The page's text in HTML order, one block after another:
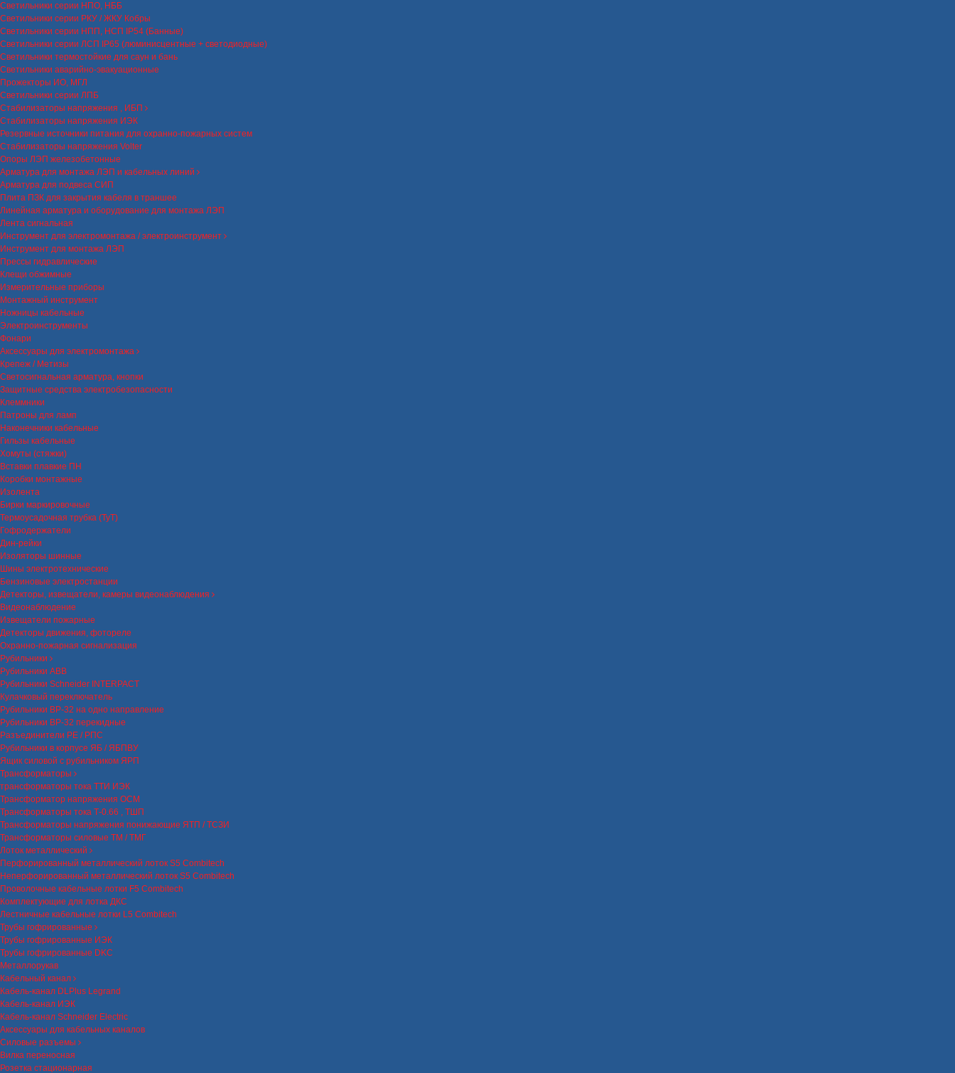
Светильники серии НПО, НББ
Светильники серии РКУ / ЖКУ Кобры
Светильники серии НПП, НСП IP54 (Банные)
Светильники серии ЛСП IP65 (люминисцентные + светодиодные)
Светильники термостойкие для саун и бань
Светильники аварийно-эвакуационные
Прожекторы ИО, МГЛ
Светильники серии ЛПБ
Стабилизаторы напряжения , ИБП
Стабилизаторы напряжения ИЭК
Резервные источники питания для охранно-пожарных систем
Стабилизаторы напряжения Volter
Опоры ЛЭП железобетонные
Арматура для монтажа ЛЭП и кабельных линий
Арматура для подвеса СИП
Плита ПЗК для закрытия кабеля в траншее
Линейная арматура и оборудование для монтажа ЛЭП
Лента сигнальная
Инструмент для электромонтажа / электроинструмент
Инструмент для монтажа ЛЭП
Прессы гидравлические
Клещи обжимные
Измерительные приборы
Монтажный инструмент
Ножницы кабельные
Электроинструменты
Фонари
Аксессуары для электромонтажа
Крепеж / Метизы
Светосигнальная арматура, кнопки
Защитные средства электробезопасности
Клеммники
Патроны для ламп
Наконечники кабельные
Гильзы кабельные
Хомуты (стяжки)
Вставки плавкие ПН
Коробки монтажные
Изолента
Бирки маркировочные
Термоусадочная трубка (ТуТ)
Гофродержатели
Дин-рейки
Изоляторы шинные
Шины электротехнические
Бензиновые электростанции
Детекторы, извещатели, камеры видеонаблюдения
Видеонаблюдение
Извещатели пожарные
Детекторы движения, фотореле
Охранно-пожарная сигнализация
Рубильники
Рубильники ABB
Рубильники Schneider INTERPACT
Кулачковый переключатель
Рубильники ВР-32 на одно направление
Рубильники ВР-32 перекидные
Разъединители РЕ / РПС
Рубильники в корпусе ЯБ / ЯБПВУ
Ящик силовой с рубильником ЯРП
Трансформаторы
трансформаторы тока ТТИ ИЭК
Трансформатор напряжения ОСМ
Трансформаторы тока Т-0.66 , ТШП
Трансформаторы напряжения понижающие ЯТП / ТСЗИ
Трансформаторы силовые ТМ / ТМГ
Лоток металлический
Перфорированный металлический лоток S5 Combitech
Неперфорированный металлический лоток S5 Combitech
Проволочные кабельные лотки F5 Combitech
Комплектующие для лотка ДКС
Лестничные кабельные лотки L5 Combitech
Трубы гофрированные
Трубы гофрированные ИЭК
Трубы гофрированные DKC
Металлорукав
Кабельный канал
Кабель-канал DLPlus Legrand
Кабель-канал ИЭК
Кабель-канал Schneider Electric
Аксессуары для кабельных каналов
Силовые разъемы
Вилка переносная
Розетка стационарная